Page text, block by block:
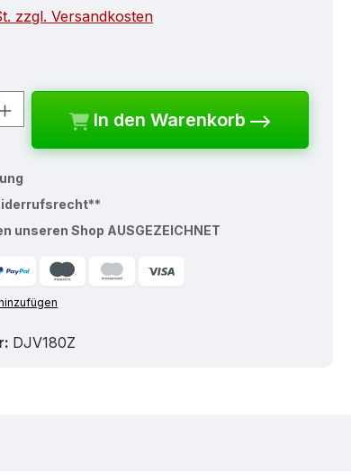
zzgl. Versandkosten
Gib den gewünschten
In den Warenkorb
unseren Shop AUSGEZEICHNET
DJV180Z